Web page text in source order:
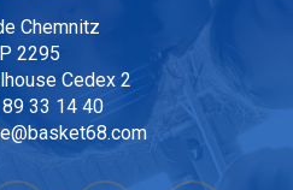
Chemnitz
2295
Cedex 2
33 14 40